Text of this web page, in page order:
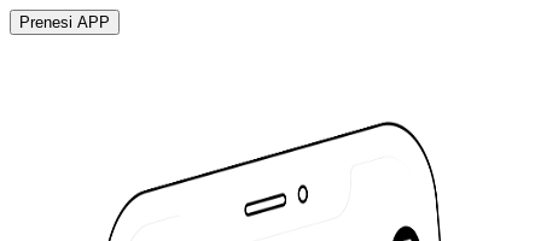
Prenesi APP